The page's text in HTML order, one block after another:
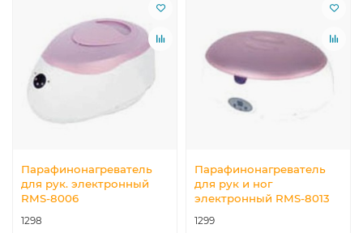
Парафинонагреватель
для рук. электронный
RMS-8006
1298
Парафинонагреватель
для рук и ног
электронный RMS-8013
1299